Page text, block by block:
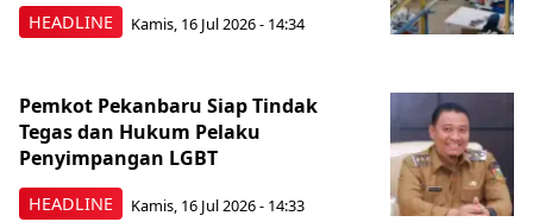
HEADLINE Kamis, 16 Jul 2026 - 14:34
HEADLINE
Pemkot Pekanbaru Siap Tindak
Tegas dan Hukum Pelaku
Penyimpangan LGBT
Kamis, 16 Jul 2026 - 14:33